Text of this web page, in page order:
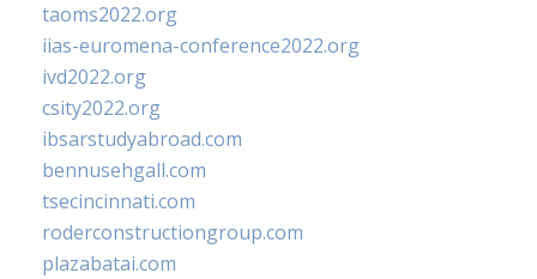
taoms2022.org
iias-euromena-conference2022.org
ivd2022.org
csity2022.org
ibsarstudyabroad.com
bennusehgall.com
tsecincinnati.com
roderconstructiongroup.com
plazabatai.com